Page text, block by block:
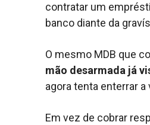
contratar um
banco diante da
O mesmo MDB que
mão desarmada já
agora tenta enterrar
Em vez de cobrar